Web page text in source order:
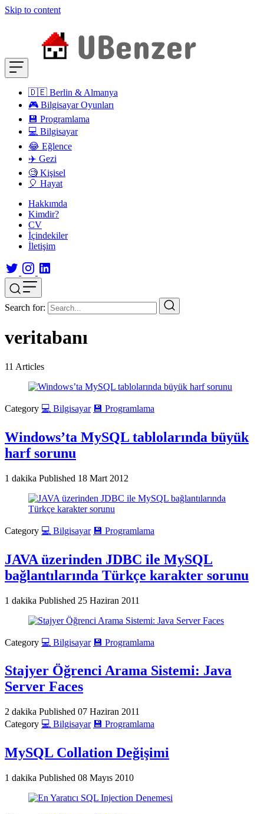
Skip to content
🇩🇪 Berlin & Almanya
🎮 Bilgisayar Oyunları
💾 Programlama
💻 Bilgisayar
😂 Eğlence
✈️ Gezi
🧐 Kişisel
🎈 Hayat
Hakkımda
Kimdir?
CV
İçindekiler
İletişim
Search for:
veritabanı
11 Articles
Category 💻 Bilgisayar 💾 Programlama
Windows’ta MySQL tablolarında büyük
harf sorunu
1 dakika Published 18 Mart 2012
Category 💻 Bilgisayar 💾 Programlama
JAVA üzerinden JDBC ile MySQL
bağlantılarında Türkçe karakter sorunu
1 dakika Published 25 Haziran 2011
Category 💻 Bilgisayar 💾 Programlama
Stajyer Öğrenci Arama Sistemi: Java
Server Faces
2 dakika Published 07 Haziran 2011
Category 💻 Bilgisayar 💾 Programlama
MySQL Collation Değişimi
1 dakika Published 08 Mayıs 2010